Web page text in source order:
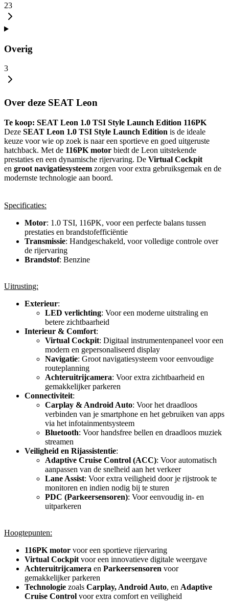
23
Overig
3
Over deze SEAT Leon
Te koop: SEAT Leon 1.0 TSI Style Launch Edition 116PK
Deze SEAT Leon 1.0 TSI Style Launch Edition is de ideale
keuze voor wie op zoek is naar een sportieve en goed uitgeruste
hatchback. Met de 116PK motor biedt de Leon uitstekende
prestaties en een dynamische rijervaring. De Virtual Cockpit
en groot navigatiesysteem zorgen voor extra gebruiksgemak en de
modernste technologie aan boord.
Specificaties:
Motor: 1.0 TSI, 116PK, voor een perfecte balans tussen
prestaties en brandstofefficiëntie
Transmissie: Handgeschakeld, voor volledige controle over
de rijervaring
Brandstof: Benzine
Uitrusting:
Exterieur:
LED verlichting: Voor een moderne uitstraling en
betere zichtbaarheid
Interieur & Comfort:
Virtual Cockpit: Digitaal instrumentenpaneel voor een
modern en gepersonaliseerd display
Navigatie: Groot navigatiesysteem voor eenvoudige
routeplanning
Achteruitrijcamera: Voor extra zichtbaarheid en
gemakkelijker parkeren
Connectiviteit:
Carplay & Android Auto: Voor het draadloos
verbinden van je smartphone en het gebruiken van apps
via het infotainmentsysteem
Bluetooth: Voor handsfree bellen en draadloos muziek
streamen
Veiligheid en Rijassistentie:
Adaptive Cruise Control (ACC): Voor automatisch
aanpassen van de snelheid aan het verkeer
Lane Assist: Voor extra veiligheid door je rijstrook te
monitoren en indien nodig bij te sturen
PDC (Parkeersensoren): Voor eenvoudig in- en
uitparkeren
Hoogtepunten:
116PK motor voor een sportieve rijervaring
Virtual Cockpit voor een innovatieve digitale weergave
Achteruitrijcamera en Parkeersensoren voor
gemakkelijker parkeren
Technologie zoals Carplay, Android Auto, en Adaptive
Cruise Control voor extra comfort en veiligheid